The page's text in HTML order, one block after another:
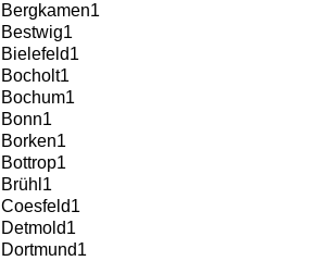
Bergkamen1
Bestwig1
Bielefeld1
Bocholt1
Bochum1
Bonn1
Borken1
Bottrop1
Brühl 1
Coesfeld1
Detmold1
Dortmund1